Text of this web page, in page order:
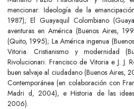
mencionar: Ideología de la
1987); El Guayaquil Colombiano
aventuras en América (Buenos Aires,
(Quito, 1995); La América ingenua
Vitoria. Cristianismo y modernidad
Rivolucionari: Francisco de Vitoria e J. J.
buen salvaje al ciudadano (Buenos Aires,
Contemporánea (en colaboración con
Madri d, 2004), e Historia de las ideas
2006).